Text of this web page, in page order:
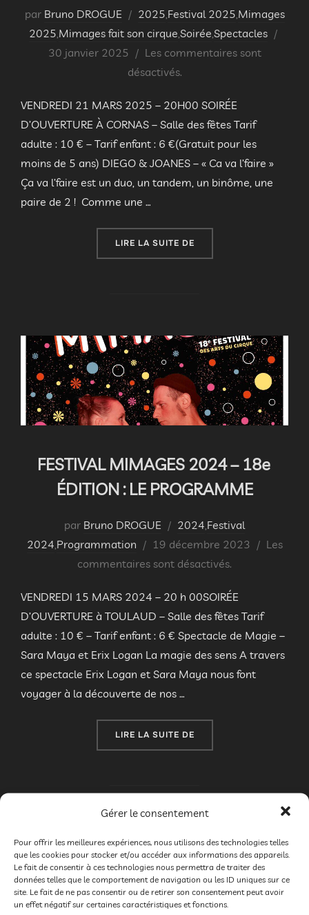
Gérer le consentement
Pour offrir les meilleures expériences, nous utilisons des technologies telles
que les cookies pour stocker et/ou accéder aux informations des appareils.
Le fait de consentir à ces technologies nous permettra de traiter des
données telles que le comportement de navigation ou les ID uniques sur ce
site. Le fait de ne pas consentir ou de retirer son consentement peut avoir
un effet négatif sur certaines caractéristiques et fonctions.
par Bruno DROGUE 2025 Festival 2025 Mimages
2025 Mimages fait son cirque Soirée Spectacles
30 janvier 2025
Les commentaires sont
désactivés.
VENDREDI 21 MARS 2025 – 20H00 SOIRÉE
D’OUVERTURE À CORNAS – Salle des fêtes Tarif
adulte : 10 € – Tarif enfant : 6 €(Gratuit pour les
moins de 5 ans) DIEGO & JOANES – « Ca va l’faire »
Ça va l’faire est un duo, un tandem, un binôme, une
paire de 2 ! Comme une …
LIRE LA SUITE DE« FESTIVAL MIMAGES
FESTIVAL MIMAGES 2024 – 18e
ÉDITION : LE PROGRAMME
par Bruno DROGUE 2024,Festival
2024,Programmation
Publié
le
19 décembre 2023
Les
commentaires sont désactivés.
VENDREDI 15 MARS 2024 – 20 h 00SOIRÉE
D’OUVERTURE à TOULAUD – Salle des fêtes Tarif
adulte : 10 € – Tarif enfant : 6 € Spectacle de Magie –
Sara Maya et Erix Logan La magie des sens A travers
ce spectacle Erix Logan et Sara Maya nous font
voyager à la découverte de nos …
LIRE LA SUITE DE« FESTIVAL MIMAGES
MIMAGES FAIT SON CIRQUE ! Soirée
de clôture à Saint-Sylvestre
par Bruno DROGUE 2023,Galeries,Mimages 2023